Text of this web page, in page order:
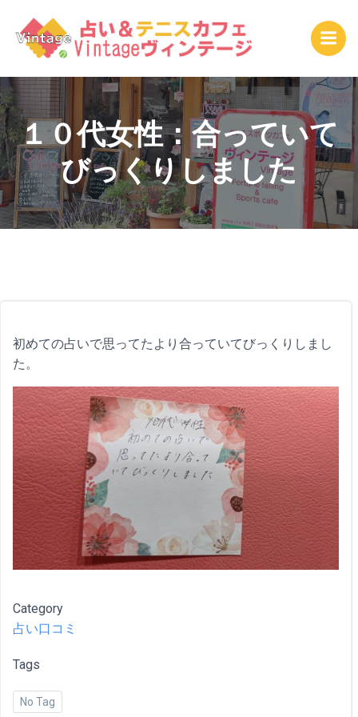
ン
テ
ツ
へ
ス
キ
ッ
プ
１０代女性：合っていて
びっくりしました
初めての占いで思ってたより合っていてびっくりしまし
た。
Category
占い口コミ
Tags
No Tag